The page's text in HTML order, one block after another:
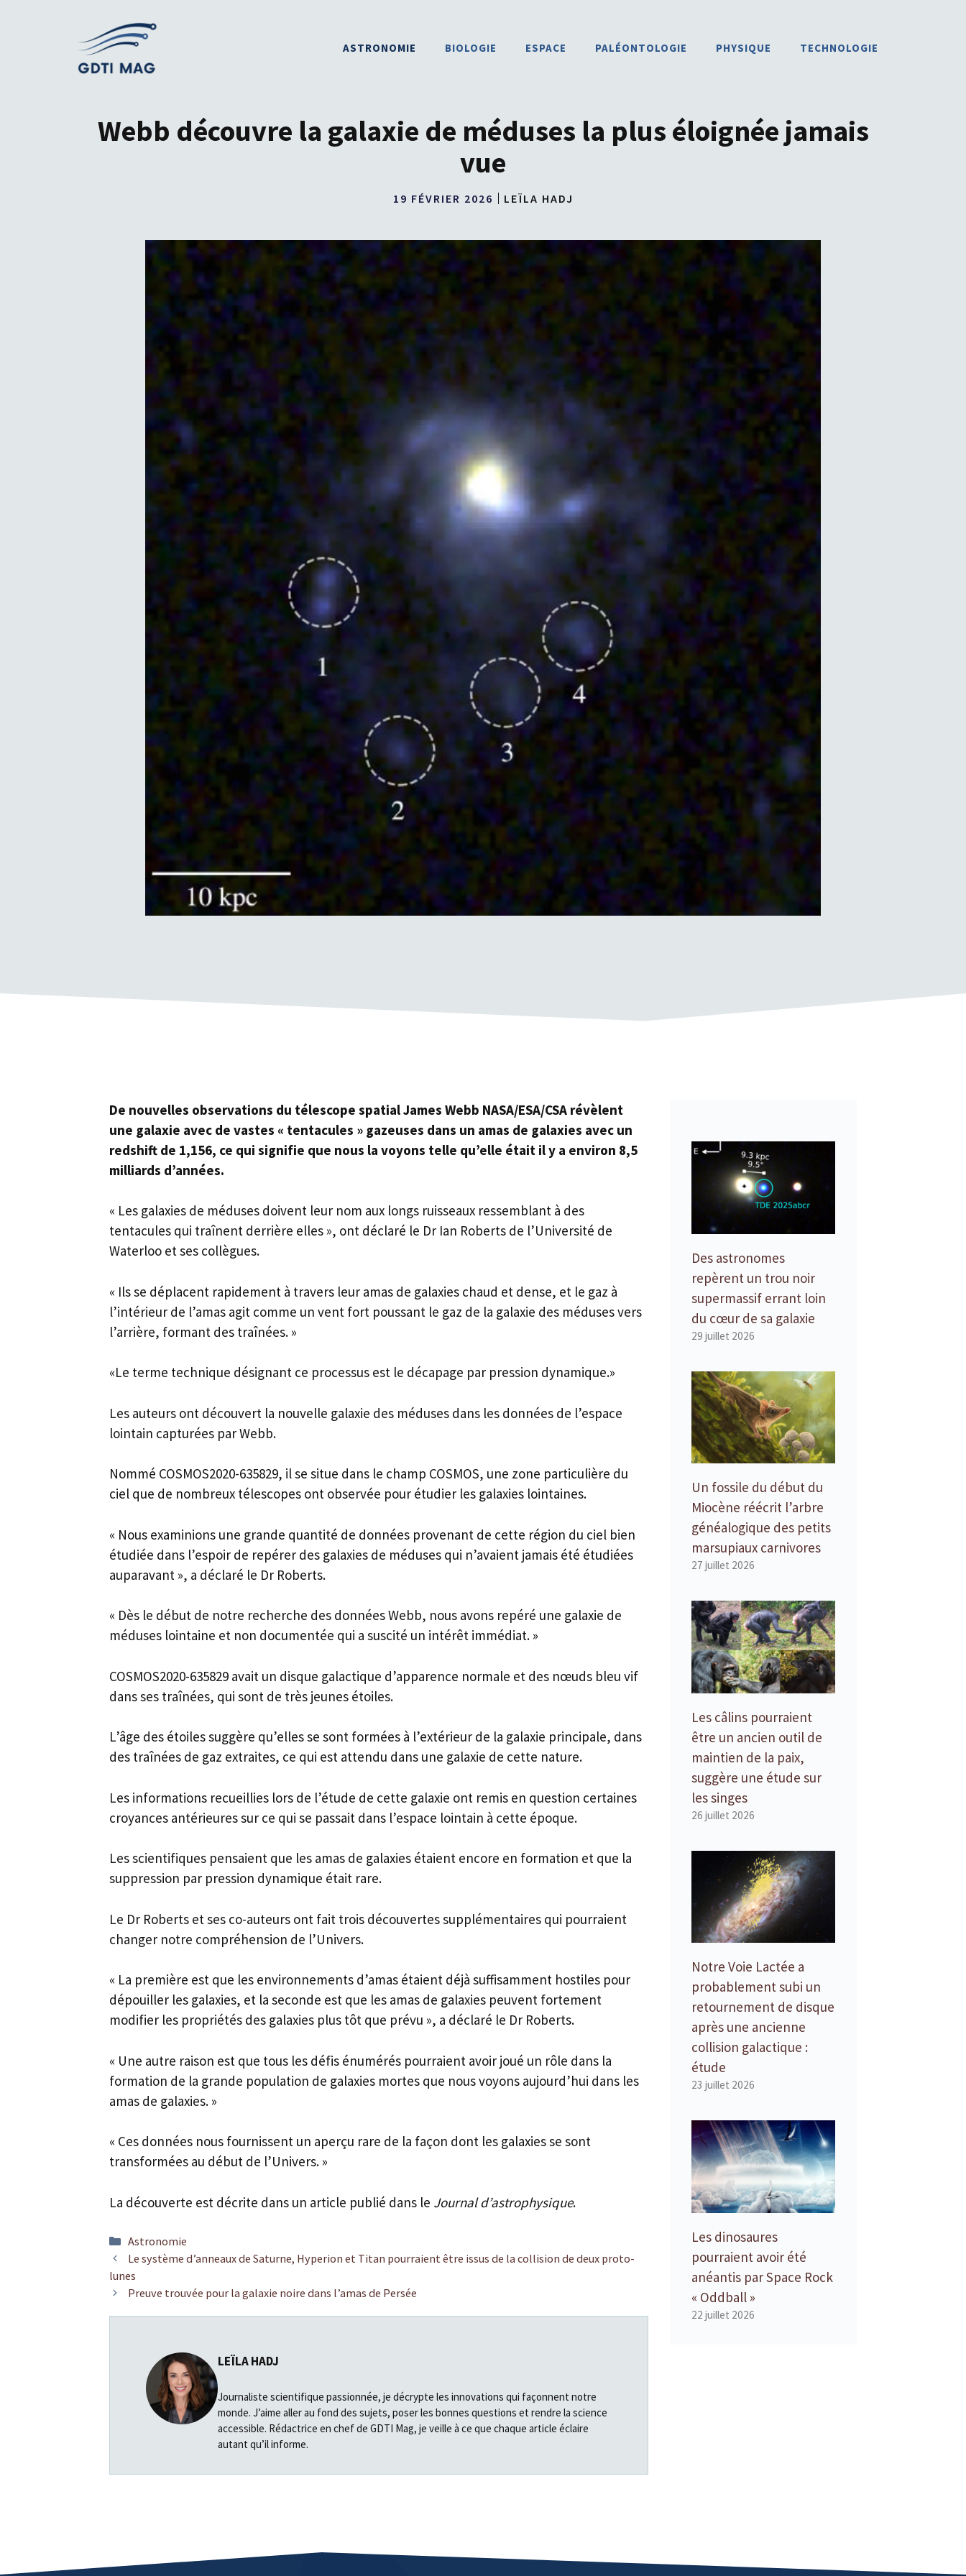
ASTRONOMIE BIOLOGIE ESPACE PALÉONTOLOGIE PHYSIQUE TECHNOLOGIE
Webb découvre la galaxie de méduses la plus éloignée jamais
vue
19 FÉVRIER 2026 LEÏLA HADJ
De nouvelles observations du télescope spatial James Webb NASA/ESA/CSA révèlent
une galaxie avec de vastes « tentacules » gazeuses dans un amas de galaxies avec un
redshift de 1,156, ce qui signifie que nous la voyons telle qu’elle était il y a environ 8,5
milliards d’années.
« Les galaxies de méduses doivent leur nom aux longs ruisseaux ressemblant à des
tentacules qui traînent derrière elles », ont déclaré le Dr Ian Roberts de l’Université de
Waterloo et ses collègues.
« Ils se déplacent rapidement à travers leur amas de galaxies chaud et dense, et le gaz à
l’intérieur de l’amas agit comme un vent fort poussant le gaz de la galaxie des méduses vers
l’arrière, formant des traînées. »
«Le terme technique désignant ce processus est le décapage par pression dynamique.»
Les auteurs ont découvert la nouvelle galaxie des méduses dans les données de l’espace
lointain capturées par Webb.
Nommé COSMOS2020-635829, il se situe dans le champ COSMOS, une zone particulière du
ciel que de nombreux télescopes ont observée pour étudier les galaxies lointaines.
« Nous examinions une grande quantité de données provenant de cette région du ciel bien
étudiée dans l’espoir de repérer des galaxies de méduses qui n’avaient jamais été étudiées
auparavant », a déclaré le Dr Roberts.
« Dès le début de notre recherche des données Webb, nous avons repéré une galaxie de
méduses lointaine et non documentée qui a suscité un intérêt immédiat. »
COSMOS2020-635829 avait un disque galactique d’apparence normale et des nœuds bleu vif
dans ses traînées, qui sont de très jeunes étoiles.
L’âge des étoiles suggère qu’elles se sont formées à l’extérieur de la galaxie principale, dans
des traînées de gaz extraites, ce qui est attendu dans une galaxie de cette nature.
Les informations recueillies lors de l’étude de cette galaxie ont remis en question certaines
croyances antérieures sur ce qui se passait dans l’espace lointain à cette époque.
Les scientifiques pensaient que les amas de galaxies étaient encore en formation et que la
suppression par pression dynamique était rare.
Le Dr Roberts et ses co-auteurs ont fait trois découvertes supplémentaires qui pourraient
changer notre compréhension de l’Univers.
« La première est que les environnements d’amas étaient déjà suffisamment hostiles pour
dépouiller les galaxies, et la seconde est que les amas de galaxies peuvent fortement
modifier les propriétés des galaxies plus tôt que prévu », a déclaré le Dr Roberts.
« Une autre raison est que tous les défis énumérés pourraient avoir joué un rôle dans la
formation de la grande population de galaxies mortes que nous voyons aujourd’hui dans les
amas de galaxies. »
« Ces données nous fournissent un aperçu rare de la façon dont les galaxies se sont
transformées au début de l’Univers. »
La découverte est décrite dans un article publié dans le Journal d’astrophysique.
Catégories
Astronomie
Le système d’anneaux de Saturne, Hyperion et Titan pourraient être issus de la collision de deux proto-
lunes
Preuve trouvée pour la galaxie noire dans l’amas de Persée
LEÏLA HADJ
Journaliste scientifique passionnée, je décrypte les innovations qui façonnent notre
monde. J’aime aller au fond des sujets, poser les bonnes questions et rendre la science
accessible. Rédactrice en chef de GDTI Mag, je veille à ce que chaque article éclaire
autant qu’il informe.
Des astronomes
repèrent un trou noir
supermassif errant loin
du cœur de sa galaxie
29 juillet 2026
Un fossile du début du
Miocène réécrit l’arbre
généalogique des petits
marsupiaux carnivores
27 juillet 2026
Les câlins pourraient
être un ancien outil de
maintien de la paix,
suggère une étude sur
les singes
26 juillet 2026
Notre Voie Lactée a
probablement subi un
retournement de disque
après une ancienne
collision galactique :
étude
23 juillet 2026
Les dinosaures
pourraient avoir été
anéantis par Space Rock
« Oddball »
22 juillet 2026